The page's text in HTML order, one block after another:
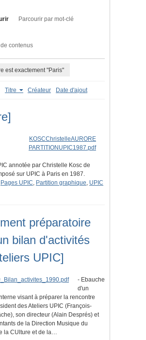
Parcourir par mot-clé
contenus
est exactement "Paris"
Titre Créateur Date d'ajout
annotée par Christelle Kosc de
sur UPIC à Paris en 1987.
Pages UPIC, Partition graphique, UPIC
préparatoire
bilan d'activités
UPIC]
- Ebauche
d'un
visant à préparer la rencontre
des Ateliers UPIC (François-
son directeur (Alain Després) et
de la Direction Musique du
la CUlture et de la…